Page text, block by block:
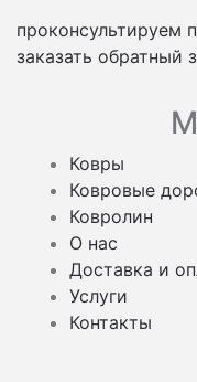
проконсультируем
заказать обратный
Ковры
Ковровые
Ковролин
О нас
Доставка и
Услуги
Контакты